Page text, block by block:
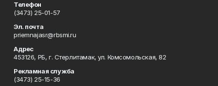
Телефон
(3473) 25-01-57
Эл. почта
priemnajasr@rbsmi.ru
Адрес
453126, РБ, г. Стерлитамак, ул. Комсомольская, 82
Рекламная служба
(3473) 25-15-36